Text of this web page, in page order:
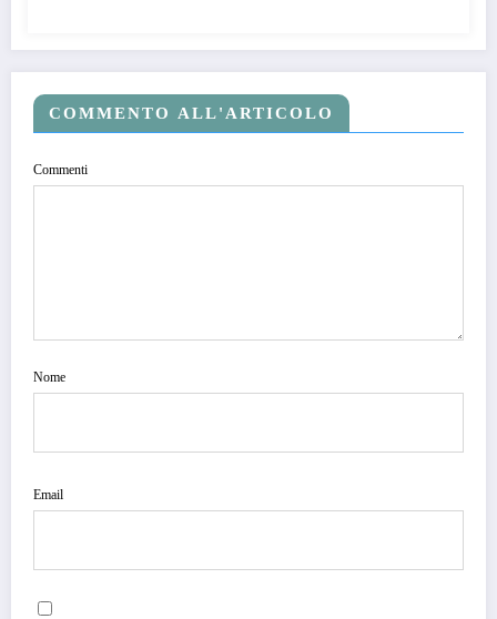
COMMENTO ALL'ARTICOLO
Commenti
Nome
Email